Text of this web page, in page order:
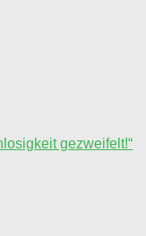
gezweifelt!“